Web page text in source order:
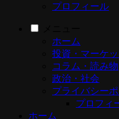
プロフィール
ホーム
投資・マーケッ
コラム・読み物
政治・社会
プライバシー
プロフィ
ホーム